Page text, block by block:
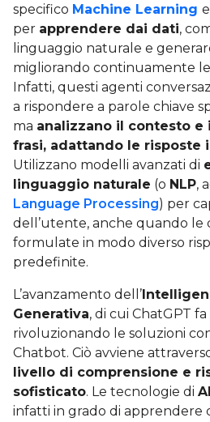
specifico Machine Learning e
per apprendere dai dati,
linguaggio naturale e
migliorando continuamente
Infatti, questi agenti
a rispondere a parole chiave
ma analizzano il contesto
frasi, adattando le risposte
Utilizzano modelli avanzati di
linguaggio naturale (o NLP,
Language Processing) per
dell’utente, anche quando le
formulate in modo diverso
predefinite.
L’avanzamento dell’
Generativa, di cui ChatGPT
rivoluzionando le soluzioni
Chatbot. Ciò avviene
livello di comprensione e
sofisticato. Le tecnologie di
infatti in grado di apprendere